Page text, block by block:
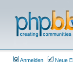
Anmelden Neue